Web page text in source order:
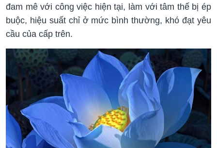
đam mê với công việc hiện tại, làm với tâm thế bị ép
buộc, hiệu suất chỉ ở mức bình thường, khó đạt yêu
cầu của cấp trên.